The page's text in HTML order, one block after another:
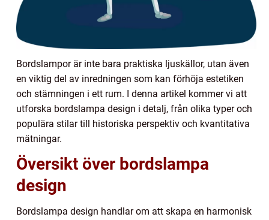
Bordslampor är inte bara praktiska ljuskällor, utan även
en viktig del av inredningen som kan förhöja estetiken
och stämningen i ett rum. I denna artikel kommer vi att
utforska bordslampa design i detalj, från olika typer och
populära stilar till historiska perspektiv och kvantitativa
mätningar.
Översikt över bordslampa
design
Bordslampa design handlar om att skapa en harmonisk